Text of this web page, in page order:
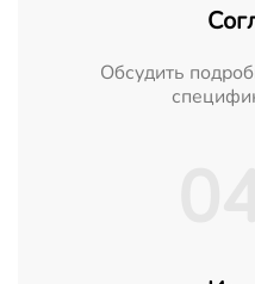
Обсудить